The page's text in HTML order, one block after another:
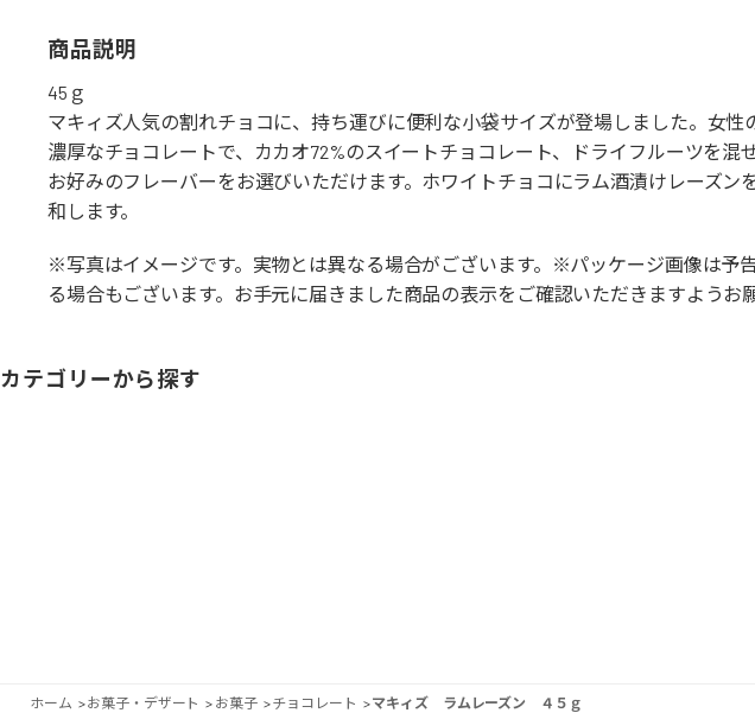
商品説明
45ｇ
マキィズ人気の割れチョコに、持ち運びに便利な小袋サイズが登場しました。女
濃厚なチョコレートで、カカオ72%のスイートチョコレート、ドライフルーツを
お好みのフレーバーをお選びいただけます。ホワイトチョコにラム酒漬けレーズ
和します。
※写真はイメージです。実物とは異なる場合がございます。※パッケージ画像は予
る場合もございます。お手元に届きました商品の表示をご確認いただきますようお
カテゴリーから探す
ホーム >お菓子・デザート > お菓子 >チョコレート >マキィズ ラムレーズン ４５ｇ